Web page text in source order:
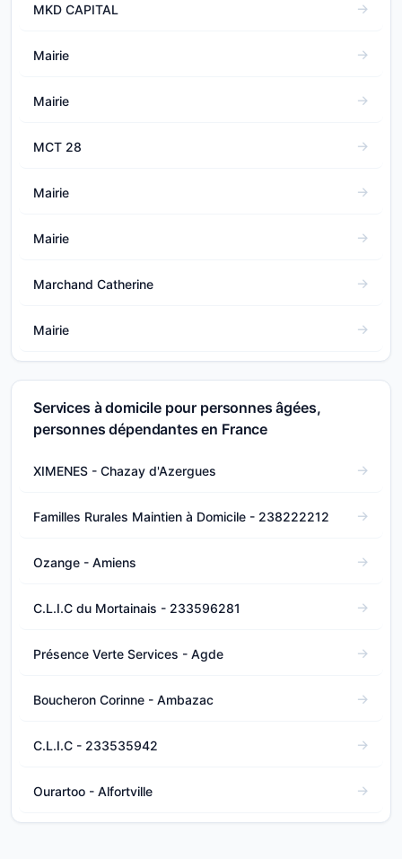
MKD CAPITAL
Mairie
Mairie
MCT 28
Mairie
Mairie
Marchand Catherine
Mairie
Services à domicile pour personnes âgées,
personnes dépendantes en France
XIMENES - Chazay d'Azergues
Familles Rurales Maintien à Domicile - 238222212
Ozange - Amiens
C.L.I.C du Mortainais - 233596281
Présence Verte Services - Agde
Boucheron Corinne - Ambazac
C.L.I.C - 233535942
Ourartoo - Alfortville